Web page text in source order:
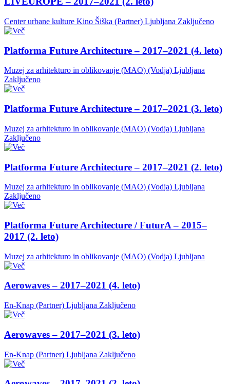
Center urbane kulture Kino Šiška (Partner) Ljubljana Zaključeno
Platforma Future Architecture – 2017–2021 (4. leto)
Muzej za arhitekturo in oblikovanje (MAO) (Vodja) Ljubljana
Zaključeno
Platforma Future Architecture – 2017–2021 (3. leto)
Muzej za arhitekturo in oblikovanje (MAO) (Vodja) Ljubljana
Zaključeno
Platforma Future Architecture – 2017–2021 (2. leto)
Muzej za arhitekturo in oblikovanje (MAO) (Vodja) Ljubljana
Zaključeno
Platforma Future Architecture / FuturA – 2015–
2017 (2. leto)
Muzej za arhitekturo in oblikovanje (MAO) (Vodja) Ljubljana
Aerowaves – 2017–2021 (4. leto)
En-Knap (Partner) Ljubljana Zaključeno
Aerowaves – 2017–2021 (3. leto)
En-Knap (Partner) Ljubljana Zaključeno